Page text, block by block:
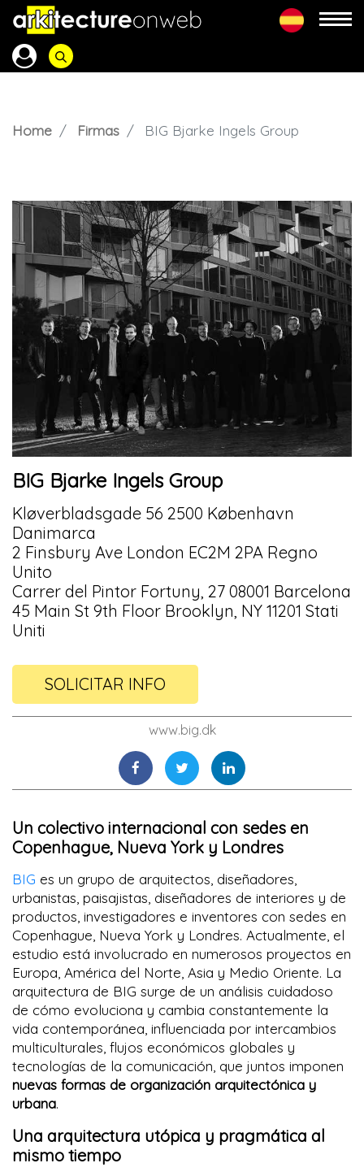
Home Firmas BIG Bjarke Ingels Group
BIG Bjarke Ingels Group
Kløverbladsgade 56 2500 København
Danimarca
2 Finsbury Ave London EC2M 2PA Regno
Unito
Carrer del Pintor Fortuny, 27 08001 Barcelona
45 Main St 9th Floor Brooklyn, NY 11201 Stati
Uniti
SOLICITAR INFO
www.big.dk
Un colectivo internacional con sedes en
Copenhague, Nueva York y Londres
BIG es un grupo de arquitectos, diseñadores,
urbanistas, paisajistas, diseñadores de interiores y de
productos, investigadores e inventores con sedes en
Copenhague, Nueva York y Londres. Actualmente, el
estudio está involucrado en numerosos proyectos en
Europa, América del Norte, Asia y Medio Oriente. La
arquitectura de BIG surge de un análisis cuidadoso
de cómo evoluciona y cambia constantemente la
vida contemporánea, influenciada por intercambios
multiculturales, flujos económicos globales y
tecnologías de la comunicación, que juntos imponen
nuevas formas de organización arquitectónica y
urbana.
Una arquitectura utópica y pragmática al
mismo tiempo